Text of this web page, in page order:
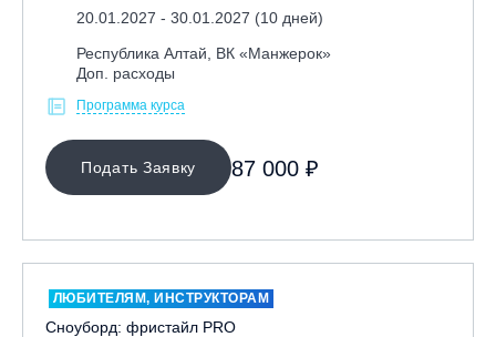
20.01.2027 - 30.01.2027 (10 дней)
Республика Алтай, ВК «Манжерок»
Доп. расходы
Программа курса
Подать Заявку 87 000 ₽
ЛЮБИТЕЛЯМ, ИНСТРУКТОРАМ
Сноуборд: фристайл PRO